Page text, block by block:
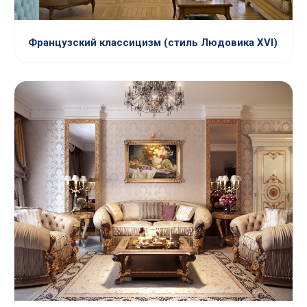
Французский классицизм (стиль Людовика XVI)